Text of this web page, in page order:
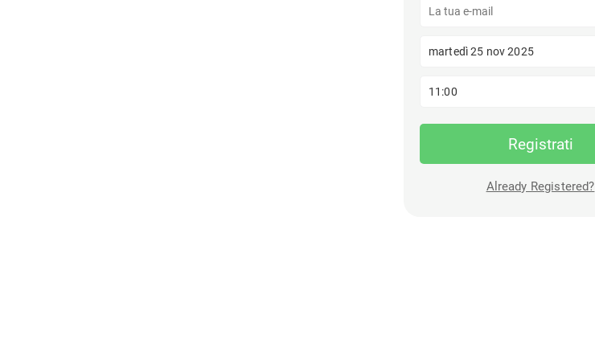
martedì 25 nov 2025
11:00
Registrati
Already Registered?